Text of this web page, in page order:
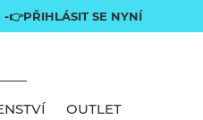
-👉PŘIHLÁSIT SE NYNÍ
OUTLET